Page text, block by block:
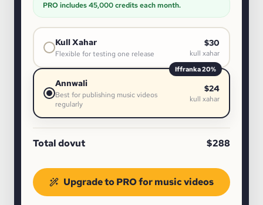
PRO includes 45,000 credits each month.
Kull Xahar
Flexible for testing one release
$30
kull xahar
Iffranka 20%
Annwali
Best for publishing music videos
regularly
$24
kull xahar
Total dovut $288
Upgrade to PRO for music videos